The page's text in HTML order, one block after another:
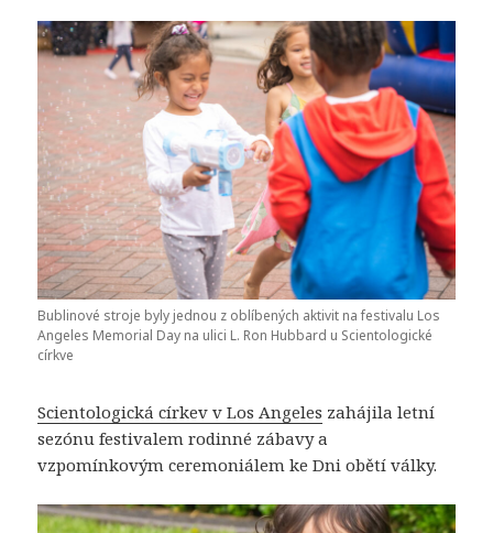
Bublinové stroje byly jednou z oblíbených aktivit na festivalu Los
Angeles Memorial Day na ulici L. Ron Hubbard u Scientologické
církve
Scientologická církev v Los Angeles zahájila letní
sezónu festivalem rodinné zábavy a
vzpomínkovým ceremoniálem ke Dni obětí války.